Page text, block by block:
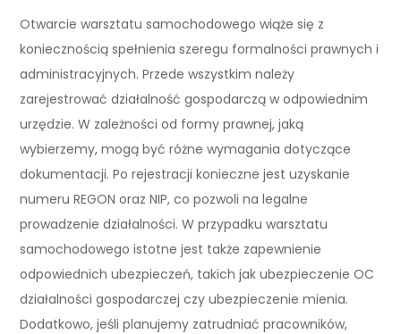
Otwarcie warsztatu samochodowego wiąże się z
koniecznością spełnienia szeregu formalności prawnych i
administracyjnych. Przede wszystkim należy
zarejestrować działalność gospodarczą w odpowiednim
urzędzie. W zależności od formy prawnej, jaką
wybierzemy, mogą być różne wymagania dotyczące
dokumentacji. Po rejestracji konieczne jest uzyskanie
numeru REGON oraz NIP, co pozwoli na legalne
prowadzenie działalności. W przypadku warsztatu
samochodowego istotne jest także zapewnienie
odpowiednich ubezpieczeń, takich jak ubezpieczenie OC
działalności gospodarczej czy ubezpieczenie mienia.
Dodatkowo, jeśli planujemy zatrudniać pracowników,